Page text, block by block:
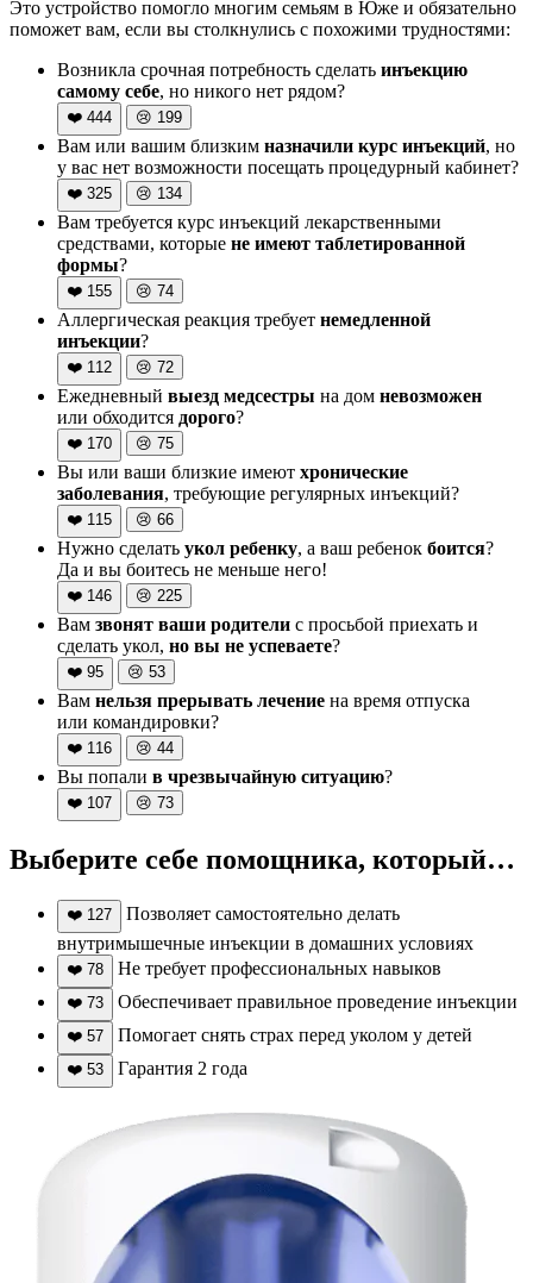
Это устройство помогло многим семьям в Юже и обязательно
поможет вам, если вы столкнулись с похожими трудностями:
Возникла срочная потребность сделать инъекцию
самому себе, но никого нет рядом?
❤️ 444 😢 199
Вам или вашим близким назначили курс инъекций, но
у вас нет возможности посещать процедурный кабинет?
❤️ 325 😢 134
Вам требуется курс инъекций лекарственными
средствами, которые не имеют таблетированной
формы?
❤️ 155 😢 74
Аллергическая реакция требует немедленной
инъекции?
❤️ 112 😢 72
Ежедневный выезд медсестры на дом невозможен
или обходится дорого?
❤️ 170 😢 75
Вы или ваши близкие имеют хронические
заболевания, требующие регулярных инъекций?
❤️ 115 😢 66
Нужно сделать укол ребенку, а ваш ребенок боится?
Да и вы боитесь не меньше него!
❤️ 146 😢 225
Вам звонят ваши родители с просьбой приехать и
сделать укол, но вы не успеваете?
❤️ 95 😢 53
Вам нельзя прерывать лечение на время отпуска
или командировки?
❤️ 116 😢 44
Вы попали в чрезвычайную ситуацию?
❤️ 107 😢 73
Выберите себе помощника, который…
❤️ 127
Позволяет самостоятельно делать
внутримышечные инъекции в домашних условиях
❤️ 78 Не требует профессиональных навыков
❤️ 73 Обеспечивает правильное проведение инъекции
❤️ 57 Помогает снять страх перед уколом у детей
❤️ 53 Гарантия 2 года